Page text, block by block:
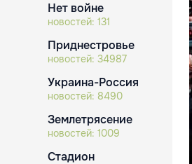
Нет войне
новостей: 131
Приднестровье
новостей: 34987
Украина-Россия
новостей: 8490
Землетрясение
новостей: 1009
Стадион